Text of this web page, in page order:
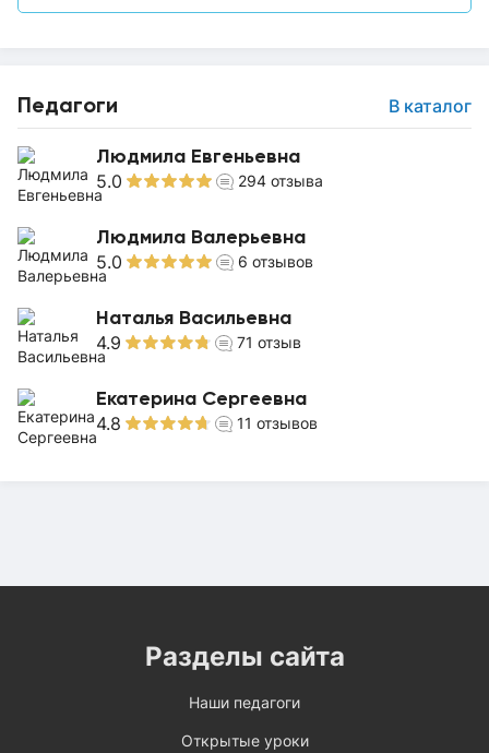
Педагоги В каталог
Людмила Евгеньевна
5.0 294 отзыва
Людмила Валерьевна
5.0 6 отзывов
Наталья Васильевна
4.9 71 отзыв
Екатерина Сергеевна
4.8 11 отзывов
Разделы сайта
Наши педагоги
Открытые уроки